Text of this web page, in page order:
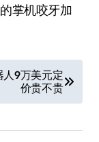
掌机咬牙加
人9万美元定
价贵不贵